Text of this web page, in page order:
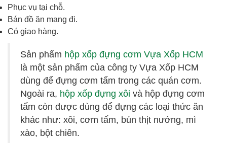
Phục vụ tại chỗ.
Bán đồ ăn mang đi.
Có giao hàng.
Sản phẩm hộp xốp đựng cơm Vựa Xốp HCM
là một sản phẩm của công ty Vựa Xốp HCM
dùng để đựng cơm tấm trong các quán cơm.
Ngoài ra, hộp xốp đựng xôi và hộp đựng cơm
tấm còn được dùng để đựng các loại thức ăn
khác như: xôi, cơm tấm, bún thịt nướng, mì
xào, bột chiên.